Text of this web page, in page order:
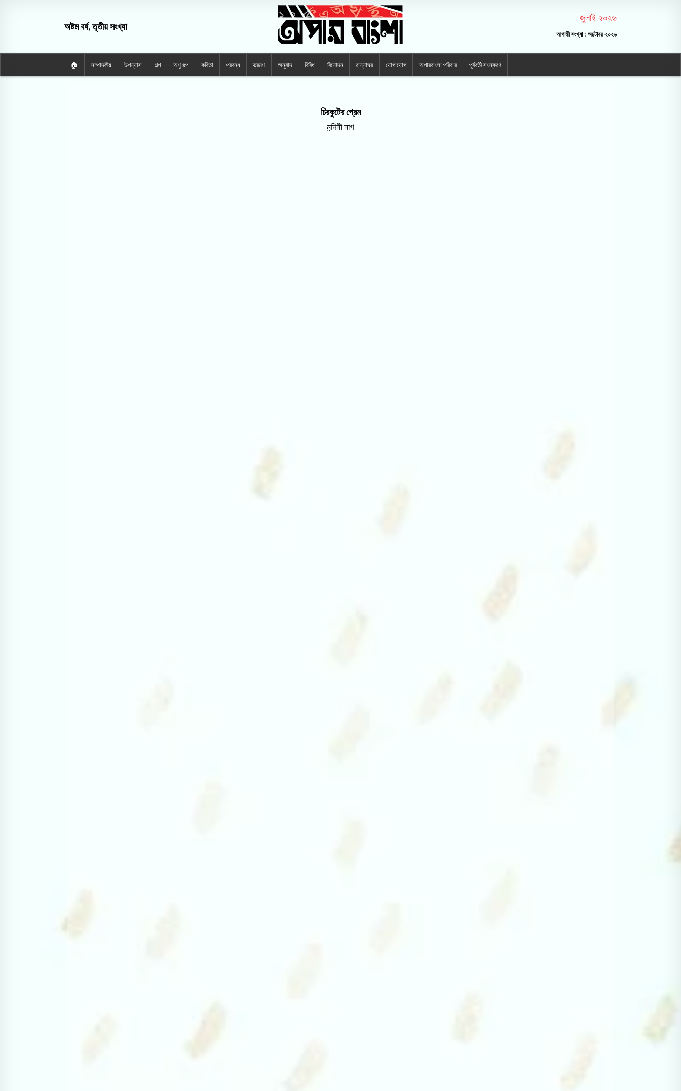
অষ্টম বর্ষ, তৃতীয় সংখ্যা
জুলাই ২০২৬
আগামী সংখ্যা : অক্টোবর ২০২৬
🏠 সম্পাদকীয় উপন্যাস গল্প অণু গল্প কবিতা প্রবন্ধ ভ্রমণ অনুবাদ বিবিধ বিনোদন রান্নাঘর যোগাযোগ অপারবাংলা পরিবার পূর্ববর্তী সংস্করণ
চিরকুটের প্রেম
নন্দিনী নাগ